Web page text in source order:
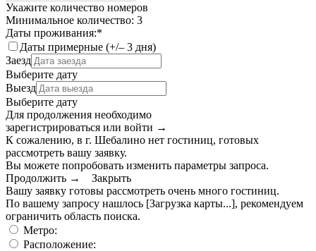
Укажите количество номеров
Минимальное количество: 3
Даты проживания:*
Даты примерные (+/– 3 дня)
Заезд
Выберите дату
Выезд
Выберите дату
Для продолжения необходимо
зарегистрироваться или войти →
К сожалению, в г. Шебалино нет гостиниц, готовых
рассмотреть вашу заявку.
Вы можете попробовать изменить параметры запроса.
Продолжить →
Закрыть
Вашу заявку готовы рассмотреть очень много гостиниц.
По вашему запросу нашлось [Загрузка карты...], рекомендуем
ограничить область поиска.
Метро:
Расположение: